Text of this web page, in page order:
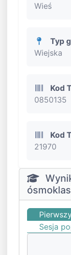
Wieś
Typ
Wiejska
Kod
0850135
Kod
21970
Sesja